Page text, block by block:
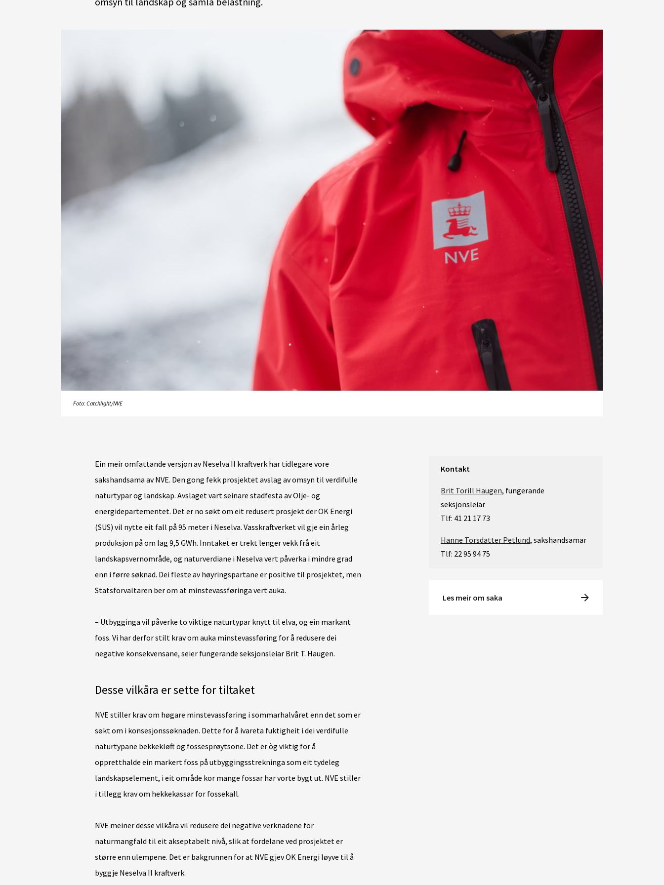
Foto: Catchlight/NVE
Ein meir omfattande versjon av Neselva II kraftverk har tidlegare vore
sakshandsama av NVE. Den gong fekk prosjektet avslag av omsyn til verdifulle
naturtypar og landskap. Avslaget vart seinare stadfesta av Olje- og
energidepartementet. Det er no søkt om eit redusert prosjekt der OK Energi
(SUS) vil nytte eit fall på 95 meter i Neselva. Vasskraftverket vil gje ein årleg
produksjon på om lag 9,5 GWh. Inntaket er trekt lenger vekk frå eit
landskapsvernområde, og naturverdiane i Neselva vert påverka i mindre grad
enn i førre søknad. Dei fleste av høyringspartane er positive til prosjektet, men
Statsforvaltaren ber om at minstevassføringa vert auka.
– Utbygginga vil påverke to viktige naturtypar knytt til elva, og ein markant
foss. Vi har derfor stilt krav om auka minstevassføring for å redusere dei
negative konsekvensane, seier fungerande seksjonsleiar Brit T. Haugen.
Desse vilkåra er sette for tiltaket
NVE stiller krav om høgare minstevassføring i sommarhalvåret enn det som er
søkt om i konsesjonssøknaden. Dette for å ivareta fuktigheit i dei verdifulle
naturtypane bekkekløft og fossesprøytsone. Det er òg viktig for å
oppretthalde ein markert foss på utbyggingsstrekninga som eit tydeleg
landskapselement, i eit område kor mange fossar har vorte bygt ut. NVE stiller
i tillegg krav om hekkekassar for fossekall.
NVE meiner desse vilkåra vil redusere dei negative verknadene for
naturmangfald til eit akseptabelt nivå, slik at fordelane ved prosjektet er
større enn ulempene. Det er bakgrunnen for at NVE gjev OK Energi løyve til å
byggje Neselva II kraftverk.
Kontakt
Brit Torill Haugen, fungerande
seksjonsleiar
Tlf: 41 21 17 73
Hanne Torsdatter Petlund, sakshandsamar
Tlf: 22 95 94 75
Les meir om saka